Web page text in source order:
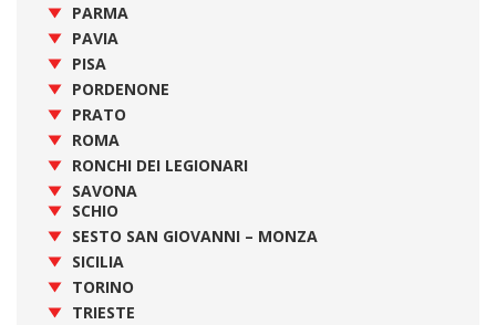
PARMA
PAVIA
PISA
PORDENONE
PRATO
ROMA
RONCHI DEI LEGIONARI
SAVONA
SCHIO
SESTO SAN GIOVANNI – MONZA
SICILIA
TORINO
TRIESTE